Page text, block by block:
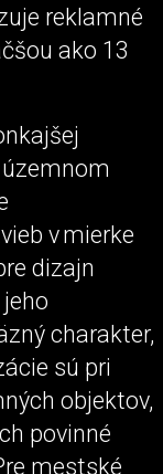
reklamné
ako 13
v mierke
dizajn
charakter,
sú pri
objektov,
povinné
mestské